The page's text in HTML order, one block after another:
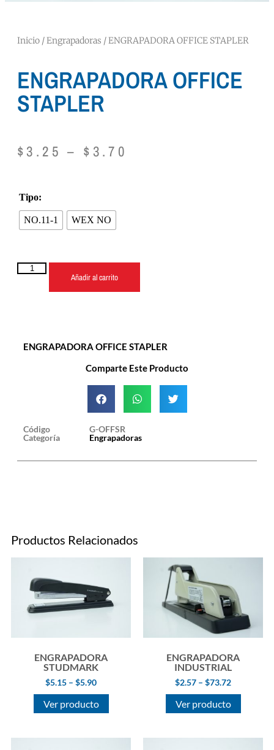
Inicio /Engrapadoras / ENGRAPADORA OFFICE STAPLER
ENGRAPADORA OFFICE
STAPLER
$ 3.25 – $ 3.70
Tipo:
NO.11-1 WEX NO
Añadir al carrito
ENGRAPADORA OFFICE STAPLER
Comparte Este Producto
Código
G-OFFSR
Categoría
Engrapadoras
Productos Relacionados
ENGRAPADORA
STUDMARK
$5.15 – $5.90
Ver producto
ENGRAPADORA
INDUSTRIAL
$2.57 – $73.72
Ver producto